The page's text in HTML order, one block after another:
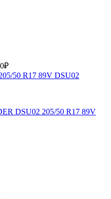
DSU02 205/50 R17 89V